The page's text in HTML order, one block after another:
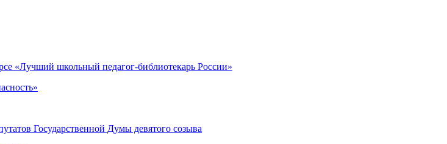
«Лучший школьный педагог-библиотекарь России»
Государственной Думы девятого созыва